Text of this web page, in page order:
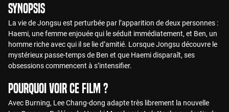
Synopsis
La vie de Jongsu est perturbée par l’apparition de deux personnes :
Haemi, une femme enjouée qui le séduit immédiatement, et Ben, un
homme riche avec qui il se lie d’amitié. Lorsque Jongsu découvre le
mystérieux passe-temps de Ben et que Haemi disparaît, ses
obsessions commencent à s’intensifier.
Pourquoi voir ce film ?
Avec Burning, Lee Chang-dong adapte très librement la nouvelle